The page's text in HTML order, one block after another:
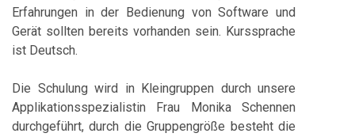
Erfahrungen in der Bedienung von Software und
Gerät sollten bereits vorhanden sein. Kurssprache
ist Deutsch.
Die Schulung wird in Kleingruppen durch unsere
Applikationsspezialistin Frau Monika Schennen
durchgeführt, durch die Gruppengröße besteht die